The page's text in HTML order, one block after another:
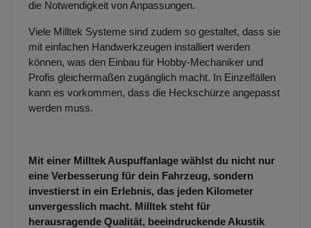
die Notwendigkeit von Anpassungen.
Viele Milltek Systeme sind zudem so gestaltet, dass sie
mit einfachen Handwerkzeugen installiert werden
können, was den Einbau für Hobby-Mechaniker und
Profis gleichermaßen zugänglich macht. In Einzelfällen
kann es vorkommen, dass die Heckschürze angepasst
werden muss.
Mit einer Milltek Auspuffanlage wählst du nicht nur
eine Verbesserung für dein Fahrzeug, sondern
investierst in ein Erlebnis, das jeden Kilometer
unvergesslich macht. Milltek steht für
herausragende Qualität, beeindruckende Akustik